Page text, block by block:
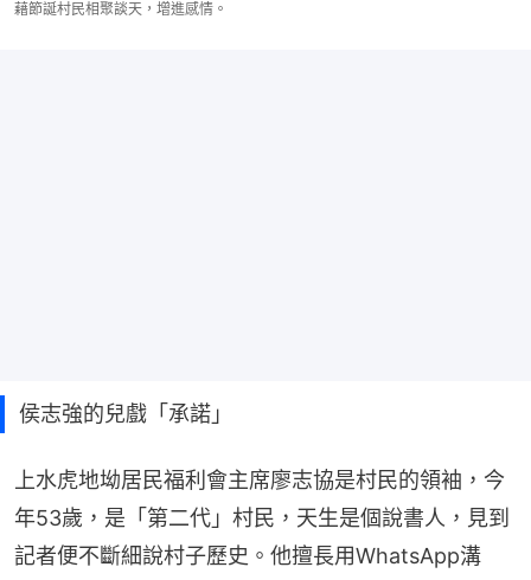
藉節誕村民相聚談天，增進感情。
侯志強的兒戲「承諾」
上水虎地坳居民福利會主席廖志協是村民的領袖，今
年53歲，是「第二代」村民，天生是個說書人，見到
記者便不斷細說村子歷史。他擅長用WhatsApp溝